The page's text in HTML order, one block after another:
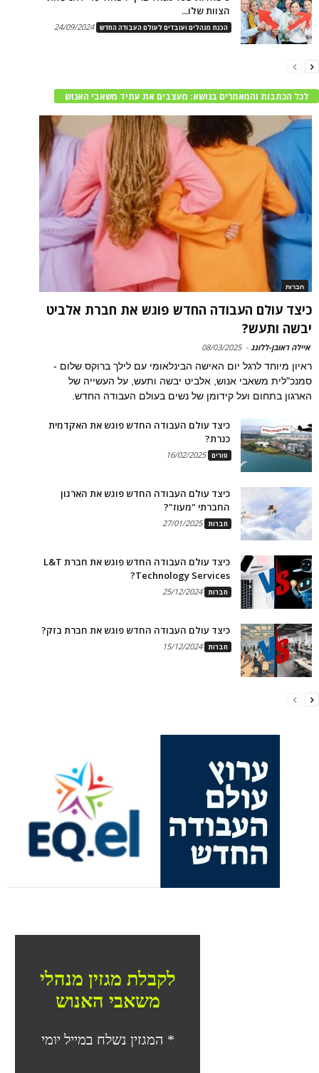
הצוות שלו...
הכנת מנהלים ועובדים לעולם העבודה החדש 24/09/2024
לכל הכתבות והמאמרים בנושא: מעצבים את עתיד משאבי האנוש
חברות
כיצד עולם העבודה החדש פוגש את חברת אלביט
יבשה ותעש?
איילה ראובן-ללונג -
08/03/2025
ראיון מיוחד לרגל יום האישה הבינלאומי עם לילך ברוקס שלום -
סמנכ"לית משאבי אנוש, אלביט יבשה ותעש, על העשייה של
הארגון בתחום ועל קידומן של נשים בעולם העבודה החדש.
כיצד עולם העבודה החדש פוגש את האקדמית
כנרת?
טורים 16/02/2025
כיצד עולם העבודה החדש פוגש את הארגון
החברתי "מעוז"?
חברות 27/01/2025
כיצד עולם העבודה החדש פוגש את חברת L&T
Technology Services?
חברות 25/12/2024
כיצד עולם העבודה החדש פוגש את חברת בזק?
חברות 15/12/2024